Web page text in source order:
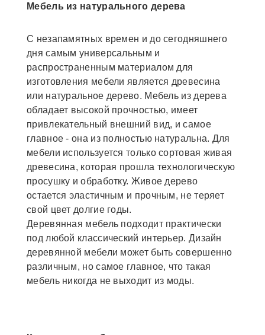
Мебель из натурального дерева
С незапамятных времен и до сегодняшнего
дня самым универсальным и
распространенным материалом для
изготовления мебели является древесина
или натуральное дерево. Мебель из дерева
обладает высокой прочностью, имеет
привлекательный внешний вид, и самое
главное - она из полностью натуральна. Для
мебели используется только сортовая живая
древесина, которая прошла технологическую
просушку и обработку. Живое дерево
остается эластичным и прочным, не теряет
свой цвет долгие годы.
Деревянная мебель подходит практически
под любой классический интерьер. Дизайн
деревянной мебели может быть совершенно
различным, но самое главное, что такая
мебель никогда не выходит из моды.